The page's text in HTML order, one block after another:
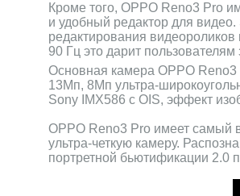
Кроме того, OPPO Reno3 Pro
и удобный редактор для
редактирования
90 Гц это дарит
Основная камера OPPO Reno3
13Мп, 8Мп ультра-
Sony IMX586 с OIS, эффект
OPPO Reno3 Pro имеет самый
ультра-четкую камеру.
портретной бьютификации 2.0